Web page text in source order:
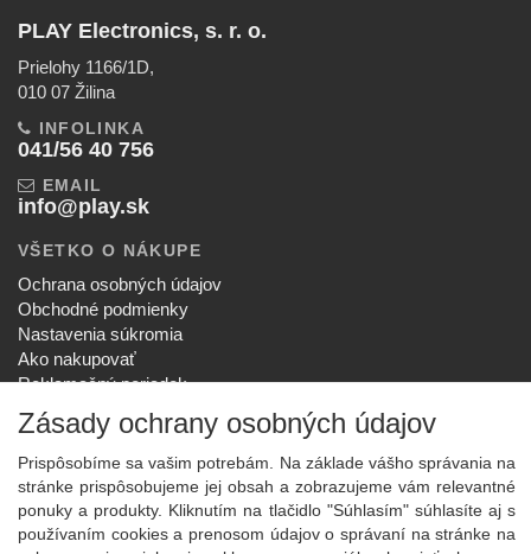
PLAY Electronics, s. r. o.
Prielohy 1166/1D,
010 07 Žilina
INFOLINKA
041/56 40 756
EMAIL
info@play.sk
VŠETKO O NÁKUPE
Ochrana osobných údajov
Obchodné podmienky
Nastavenia súkromia
Ako nakupovať
Reklamačný poriadok
SPOLOČNOSŤ
Kontakt
Služby
Aktuality
Zásady ochrany osobných údajov
Prispôsobíme sa vašim potrebám. Na základe vášho správania na
stránke prispôsobujeme jej obsah a zobrazujeme vám relevantné
ponuky a produkty. Kliknutím na tlačidlo "Súhlasím" súhlasíte aj s
používaním cookies a prenosom údajov o správaní na stránke na